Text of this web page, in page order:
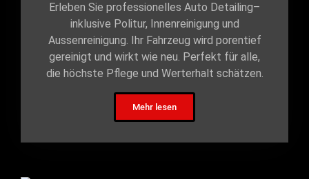
Erleben Sie professionelles Auto Detailing–
inklusive Politur, Innenreinigung und
Aussenreinigung. Ihr Fahrzeug wird porentief
gereinigt und wirkt wie neu. Perfekt für alle,
die höchste Pflege und Werterhalt schätzen.
Mehr lesen